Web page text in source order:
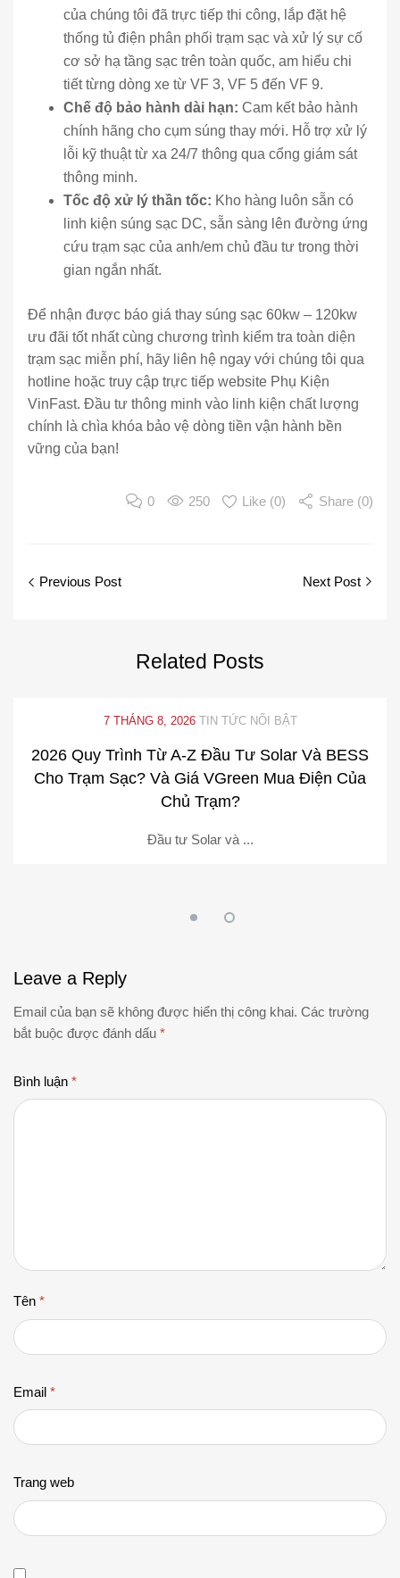
của chúng tôi đã trực tiếp thi công, lắp đặt hệ
thống tủ điện phân phối trạm sạc và xử lý sự cố
cơ sở hạ tầng sạc trên toàn quốc, am hiểu chi
tiết từng dòng xe từ VF 3, VF 5 đến VF 9.
Chế độ bảo hành dài hạn: Cam kết bảo hành
chính hãng cho cụm súng thay mới. Hỗ trợ xử lý
lỗi kỹ thuật từ xa 24/7 thông qua cổng giám sát
thông minh.
Tốc độ xử lý thần tốc: Kho hàng luôn sẵn có
linh kiện súng sạc DC, sẵn sàng lên đường ứng
cứu trạm sạc của anh/em chủ đầu tư trong thời
gian ngắn nhất.
Để nhận được báo giá thay súng sạc 60kw – 120kw
ưu đãi tốt nhất cùng chương trình kiểm tra toàn diện
trạm sạc miễn phí, hãy liên hệ ngay với chúng tôi qua
hotline hoặc truy cập trực tiếp website Phụ Kiện
VinFast. Đầu tư thông minh vào linh kiện chất lượng
chính là chìa khóa bảo vệ dòng tiền vận hành bền
vững của bạn!
0 250 Like (0) Share (0)
Previous Post Next Post
Related Posts
7 THÁNG 8, 2026 TIN TỨC NỔI BẬT
2026 Quy Trình Từ A-Z Đầu Tư Solar Và BESS
Cho Trạm Sạc? Và Giá VGreen Mua Điện Của
Chủ Trạm?
Đầu tư Solar và ...
Leave a Reply
Email của bạn sẽ không được hiển thị công khai. Các trường
bắt buộc được đánh dấu *
Bình luận *
Tên *
Email *
Trang web